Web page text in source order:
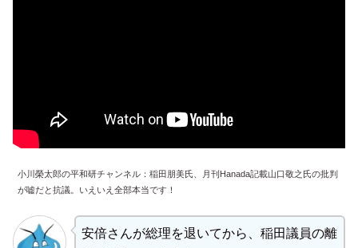
小川榮太郎の平和研チャンネル：稲田朋美氏、月刊Hanada記載山口敬之氏の批判
が嘘だと抗議。いえいえ全部本当です！
安倍さんが総理を退いてから、稲田議員の離